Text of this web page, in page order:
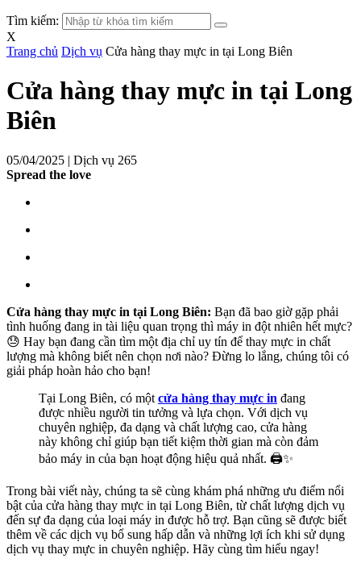
Tìm kiếm:
X
Trang chủ Dịch vụ Cửa hàng thay mực in tại Long Biên
Cửa hàng thay mực in tại Long
Biên
05/04/2025 | Dịch vụ 265
Spread the love
Cửa hàng thay mực in tại Long Biên: Bạn đã bao giờ gặp phải
tình huống đang in tài liệu quan trọng thì máy in đột nhiên hết mực?
😓 Hay bạn đang cần tìm một địa chỉ uy tín để thay mực in chất
lượng mà không biết nên chọn nơi nào? Đừng lo lắng, chúng tôi có
giải pháp hoàn hảo cho bạn!
Tại Long Biên, có một cửa hàng thay mực in đang
được nhiều người tin tưởng và lựa chọn. Với dịch vụ
chuyên nghiệp, đa dạng và chất lượng cao, cửa hàng
này không chỉ giúp bạn tiết kiệm thời gian mà còn đảm
bảo máy in của bạn hoạt động hiệu quả nhất. 🖨️✨
Trong bài viết này, chúng ta sẽ cùng khám phá những ưu điểm nổi
bật của cửa hàng thay mực in tại Long Biên, từ chất lượng dịch vụ
đến sự đa dạng của loại máy in được hỗ trợ. Bạn cũng sẽ được biết
thêm về các dịch vụ bổ sung hấp dẫn và những lợi ích khi sử dụng
dịch vụ thay mực in chuyên nghiệp. Hãy cùng tìm hiểu ngay!